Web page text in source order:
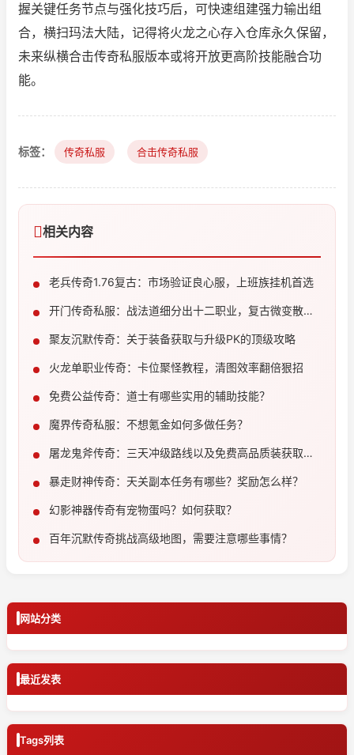
握关键任务节点与强化技巧后，可快速组建强力输出组
合，横扫玛法大陆，记得将火龙之心存入仓库永久保留，
未来纵横合击传奇私服版本或将开放更高阶技能融合功
能。
标签： 传奇私服 合击传奇私服
相关内容
老兵传奇1.76复古：市场验证良心服，上班族挂机首选
开门传奇私服：战法道细分出十二职业，复古微变散人
聚友沉默传奇：关于装备获取与升级PK的顶级攻略
火龙单职业传奇：卡位聚怪教程，清图效率翻倍狠招
免费公益传奇：道士有哪些实用的辅助技能？
魔界传奇私服：不想氪金如何多做任务？
屠龙鬼斧传奇：三天冲级路线以及免费高品质装获取教
暴走财神传奇：天关副本任务有哪些？奖励怎么样？
幻影神器传奇有宠物蛋吗？如何获取？
百年沉默传奇挑战高级地图，需要注意哪些事情？
网站分类
最近发表
Tags列表